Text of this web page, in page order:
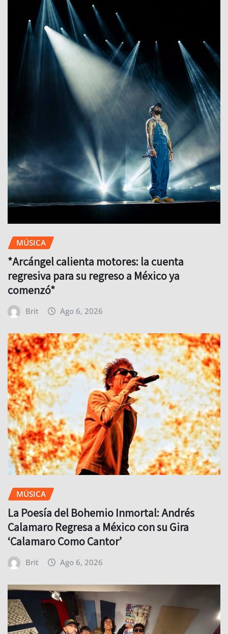
MÚSICA
*Arcángel calienta motores: la cuenta
regresiva para su regreso a México ya
comenzó*
Brit Ago 6, 2026
MÚSICA
La Poesía del Bohemio Inmortal: Andrés
Calamaro Regresa a México con su Gira
‘Calamaro Como Cantor’
Brit Ago 6, 2026